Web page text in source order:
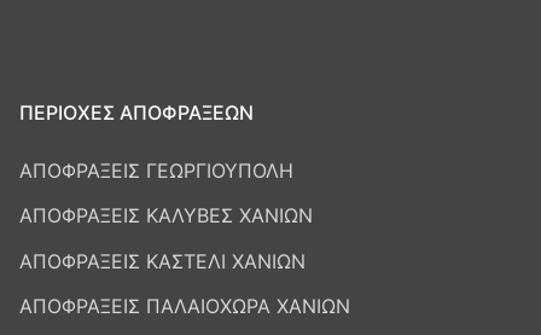
ΠΕΡΙΟΧΕΣ ΑΠΟΦΡΑΞΕΩΝ
ΑΠΟΦΡΑΞΕΙΣ ΓΕΩΡΓΙΟΥΠΟΛΗ
ΑΠΟΦΡΑΞΕΙΣ ΚΑΛΥΒΕΣ ΧΑΝΙΩΝ
ΑΠΟΦΡΑΞΕΙΣ ΚΑΣΤΕΛΙ ΧΑΝΙΩΝ
ΑΠΟΦΡΑΞΕΙΣ ΠΑΛΑΙΟΧΩΡΑ ΧΑΝΙΩΝ